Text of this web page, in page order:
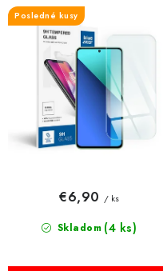
Posledné kusy
Skladom (4 ks)
€6,90 / ks